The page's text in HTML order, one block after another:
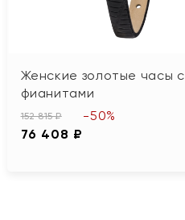
Женские золотые часы с
фианитами
152 815 ₽
76 408 ₽
-50%